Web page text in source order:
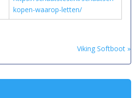
kopen-waarop-letten/
Viking Softboot »